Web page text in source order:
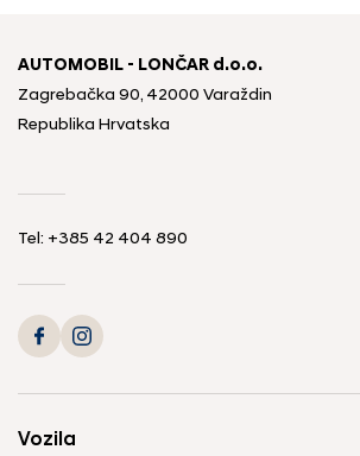
AUTOMOBIL - LONČAR d.o.o.
Zagrebačka 90, 42000 Varaždin
Republika Hrvatska
Tel: +385 42 404 890
Vozila